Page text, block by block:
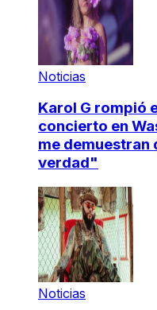
Noticias
Karol G rompió
concierto en
me demuestran
verdad"
Noticias